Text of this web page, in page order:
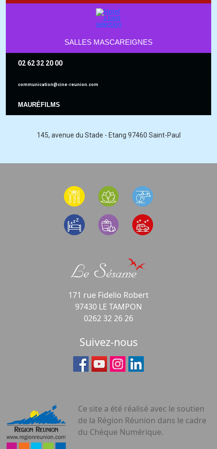
SALLES MASCAREIGNES
02 62 32 20 00
communication@cine-reunion.com
MAURÉFILMS
145, avenue du Stade - Etang 97460 Saint-Paul
171 rue Fidelio Robert
97430 LE TAMPON
0262 32 26 26
Suivez-nous
Ce site a été réalisé avec le soutien
de la Région Réunion dans le cadre
du Chèque Numérique.